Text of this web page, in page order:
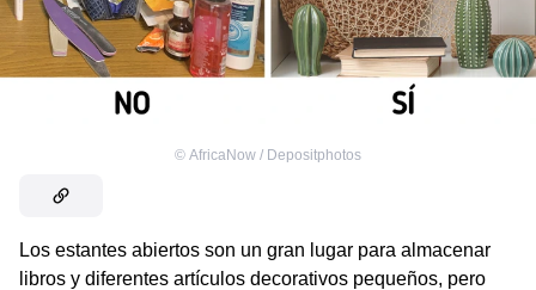
© AfricaNow / Depositphotos
Los estantes abiertos son un gran lugar para almacenar
libros y diferentes artículos decorativos pequeños, pero